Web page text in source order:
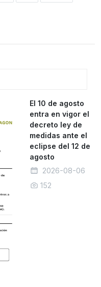
El 10 de agosto
entra en vigor el
decreto ley de
medidas ante el
eclipse del 12 de
agosto
2026-08-06
152